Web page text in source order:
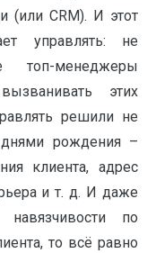
(или CRM). И этот
управлять: не
топ-менеджеры
этих
решили не
рождения –
клиента, адрес
и т. д. И даже
по
то всё равно